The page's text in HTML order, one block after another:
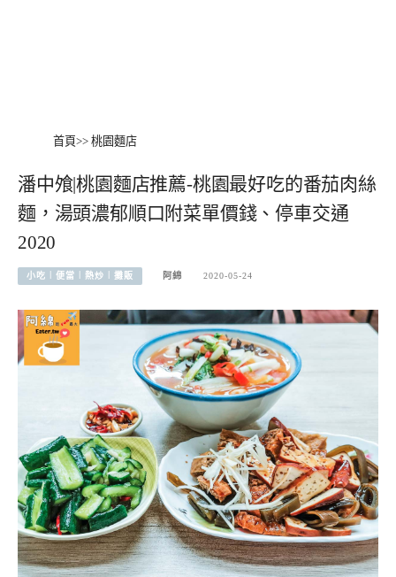
首頁>> 桃園麵店
潘中飧|桃園麵店推薦-桃園最好吃的番茄肉絲
麵，湯頭濃郁順口附菜單價錢、停車交通
2020
小吃︱便當︱熱炒︱攤販 阿綿 2020-05-24